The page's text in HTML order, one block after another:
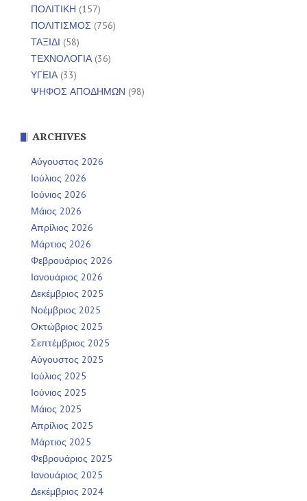
ΠΟΛΙΤΙΚΗ (157)
ΠΟΛΙΤΙΣΜΟΣ (756)
ΤΑΞΙΔΙ (58)
ΤΕΧΝΟΛΟΓΙΑ(36)
ΥΓΕΙΑ(33)
ΨΗΦΟΣ ΑΠΟΔΗΜΩΝ (98)
ARCHIVES
Αύγουστος 2026
Ιούλιος 2026
Ιούνιος 2026
Μάιος 2026
Απρίλιος 2026
Μάρτιος 2026
Φεβρουάριος 2026
Ιανουάριος 2026
Δεκέμβριος 2025
Νοέμβριος 2025
Οκτώβριος 2025
Σεπτέμβριος 2025
Αύγουστος 2025
Ιούλιος 2025
Ιούνιος 2025
Μάιος 2025
Απρίλιος 2025
Μάρτιος 2025
Φεβρουάριος 2025
Ιανουάριος 2025
Δεκέμβριος 2024